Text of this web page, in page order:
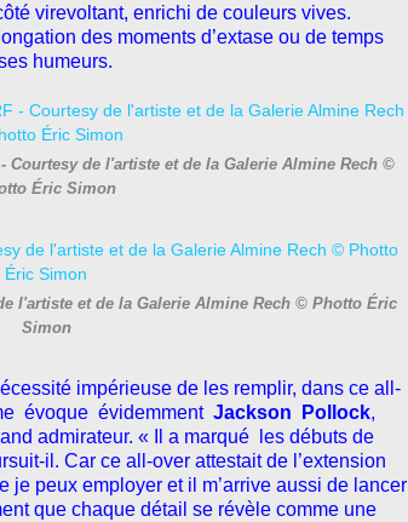
virevoltant, enrichi de couleurs vives.
des moments d’extase ou de temps
humeurs.
Courtesy de l'artiste et de la Galerie Almine Rech ©
Éric Simon
l'artiste et de la Galerie Almine Rech © Photto Éric
Simon
impérieuse de les remplir, dans ce all-
évoque évidemment Jackson Pollock,
admirateur. « Il a marqué les débuts de
il. Car ce all-over attestait de l’extension
je peux employer et il m’arrive aussi de lancer
que chaque détail se révèle comme une